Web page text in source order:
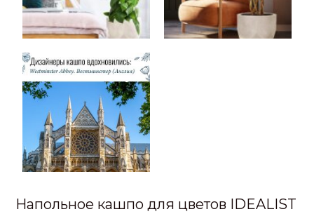
Напольное кашпо для цветов IDEALIST